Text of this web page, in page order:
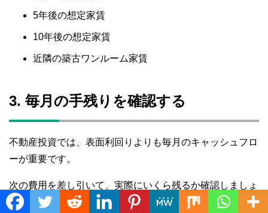
5年後の想定家賃
10年後の想定家賃
近隣の築古ワンルーム家賃
3. 毎月の手残りを確認する
不動産投資では、表面利回りよりも毎月のキャッシュフロ
ーが重要です。
次の費用を差し引いて、実際にいくら残るか確認しましょ
う。
Translate »